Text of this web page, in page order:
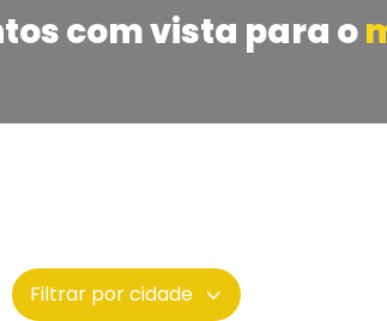
PONTO COMERCIAL
com vista para o
Filtrar por cidade